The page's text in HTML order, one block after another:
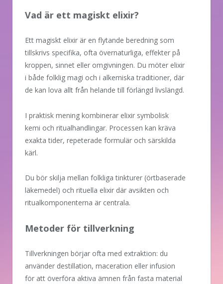
Vad är ett magiskt elixir?
Ett magiskt elixir är en flytande beredning som
tillskrivs specifika, ofta övernaturliga, effekter på
kroppen, sinnet eller omgivningen. Du möter elixir
i både folklig magi och i alkemiska traditioner, där
de kan lova allt från helande till förlängd livslängd.
I praktisk mening kombinerar elixir symbolisk
kemi och ritualhandlingar. Processen kan kräva
exakta tider, repeterade formulär och särskilda
kärl.
Du bör skilja mellan folkliga tinkturer (örtbaserade
läkemedel) och rituella elixir där avsikten och
ritualkomponenterna är centrala.
Metoder för tillverkning
Tillverkningen börjar ofta med extraktion: du
använder destillation, maceration eller infusion
för att överföra aktiva ämnen från fasta material